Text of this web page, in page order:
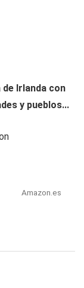
Irlanda con
y pueblos...
Amazon.es